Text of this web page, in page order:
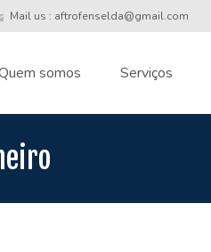
Mail us : aftrofenselda@gmail.com
somos Serviços